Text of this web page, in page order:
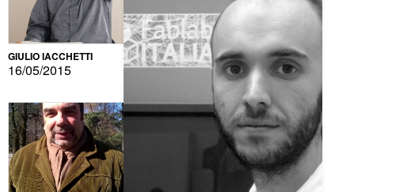
GIULIO IACCHETTI
16/05/2015